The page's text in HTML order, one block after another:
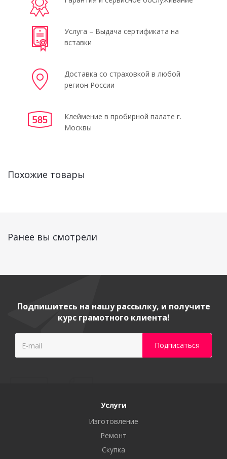
Услуга – Выдача сертификата на
вставки
Доставка со страховкой в любой
регион России
Клеймение в пробирной палате г.
Москвы
Похожие товары
Ранее вы смотрели
Подпишитесь на нашу рассылку, и получите
курс грамотного клиента!
Услуги
Изготовление
Ремонт
Скупка